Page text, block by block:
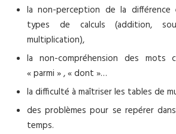
la non-perception de la
types de calculs (addition,
multiplication),
la non-compréhension des mots
« parmi » , « dont »…
la difficulté à maîtriser les tables de
des problèmes pour se repérer
temps.